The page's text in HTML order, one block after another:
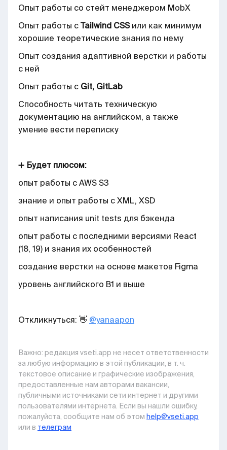
Опыт работы со стейт менеджером MobX
Опыт работы с Tailwind CSSили как минимум
хорошие теоретические знания по нему
Опыт создания адаптивной верстки и работы
с ней
Опыт работы с Git, GitLab
Способность читать техническую
документацию на английском, а также
умение вести переписку
➕ Будет плюсом:
опыт работы с AWS S3
знание и опыт работы с XML, XSD
опыт написания unit tests для бэкенда
опыт работы с последними версиями React
(18, 19) и знания их особенностей
создание верстки на основе макетов Figma
уровень английского B1 и выше
Откликнуться: 👋 @yanaapon
Важно: pедакция vseti.app не несет ответственности
за любую информацию в этой публикации, в т. ч.
текстовое описание и графические изображения,
предоставленные нам авторами вакансии,
публичными источниками сети интернет и другими
пользователями интернета. Если вы нашли ошибку,
пожалуйста, сообщите нам об этом help@vseti.app
или в телеграм